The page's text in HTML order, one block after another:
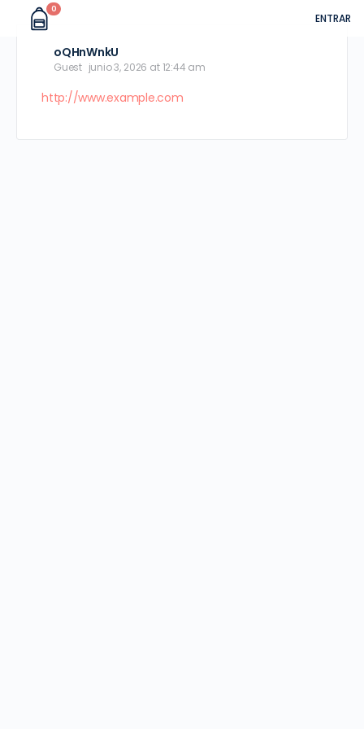
0
ENTRAR
oQHnWnkU
Guest junio 3, 2026 at 12:44 am
http://www.example.com